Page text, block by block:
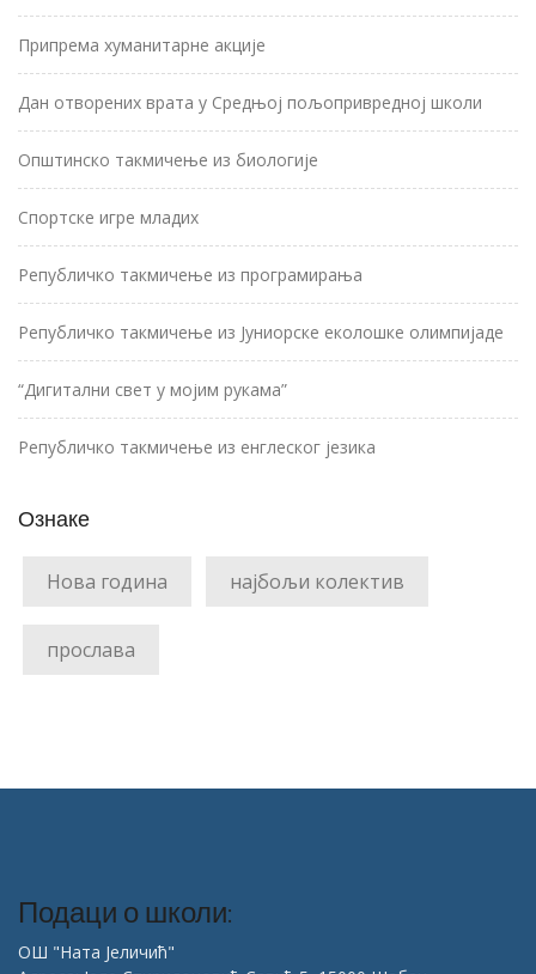
Припрема хуманитарне акције
Дан отворених врата у Средњој пољопривредној школи
Општинско такмичење из биологије
Спортске игре младих
Републичко такмичење из програмирања
Републичко такмичење из Јуниорске еколошке олимпијаде
“Дигитални свет у мојим рукама”
Републичко такмичење из енглеског језика
Ознаке
Нова година најбољи колектив
прослава
Подаци о школи:
ОШ "Ната Јеличић"